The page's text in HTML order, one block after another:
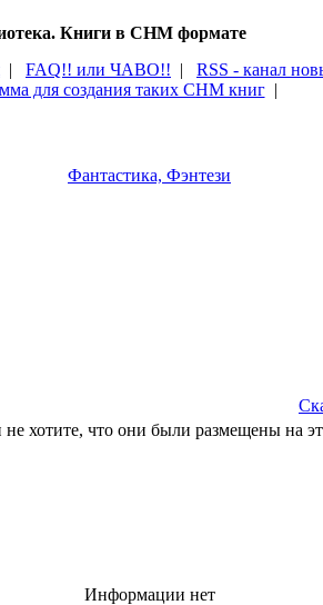
Книги в CHM формате
| FAQ!! или ЧАВО!! | RSS - канал
для создания таких CHM книг|
Фантастика, Фэнтези
хотите, что они были размещены на
Информации нет